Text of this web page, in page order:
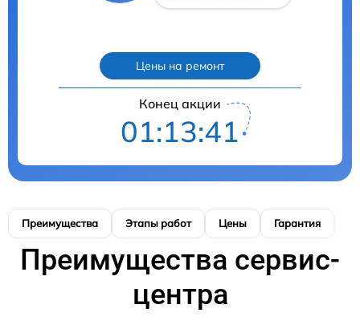
Цены на ремонт
Конец акции
01:13:40
Преимущества Этапы работ Цены Гарантия
Преимущества сервис-
центра